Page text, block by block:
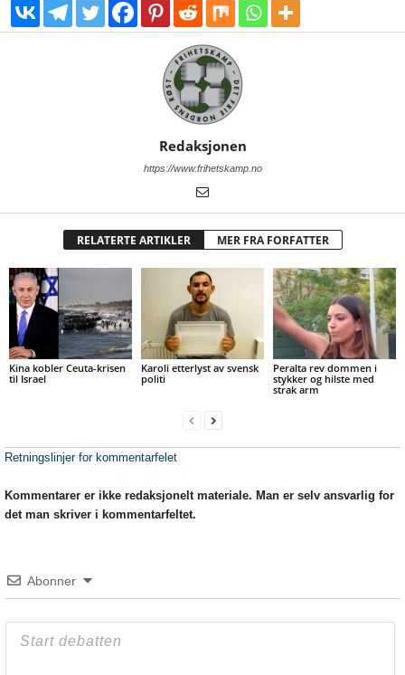
Redaksjonen
https://www.frihetskamp.no
RELATERTE ARTIKLER MER FRA FORFATTER
Kina kobler Ceuta-krisen
til Israel
Karoli etterlyst av svensk
politi
Peralta rev dommen i
stykker og hilste med
strak arm
Retningslinjer for kommentarfelet
Kommentarer er ikke redaksjonelt materiale. Man er selv ansvarlig for
det man skriver i kommentarfeltet.
Abonner